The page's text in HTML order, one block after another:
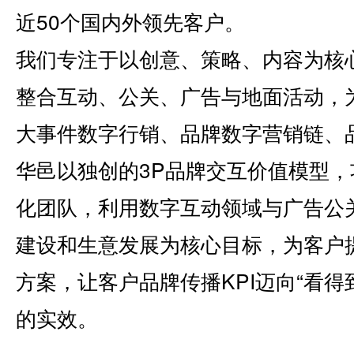
近50个国内外领先客户。
我们专注于以创意、策略、内容为
整合互动、公关、广告与地面活动
大事件数字行销、品牌数字营销链
华邑以独创的3P品牌交互价值模型
化团队，利用数字互动领域与广告
建设和生意发展为核心目标，为客
方案，让客户品牌传播KPI迈向“看
的实效。